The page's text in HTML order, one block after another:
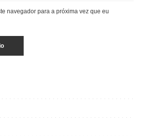
navegador para a próxima vez que eu